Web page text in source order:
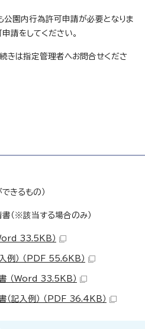
公園内行為許可申請が必要となりま
請をしてください。
きは指定管理者へお問合せくださ
きるもの）
（※該当する場合のみ）
33.5KB）
例） （PDF 55.6KB）
（Word 33.5KB）
（記入例） （PDF 36.4KB）